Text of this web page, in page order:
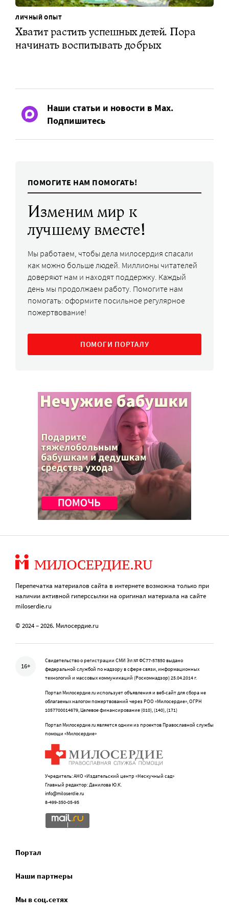
ЛИЧНЫЙ ОПЫТ
Хватит растить успешных детей. Пора
начинать воспитывать добрых
Наши статьи и новости в Max.
Подпишитесь
ПОМОГИТЕ НАМ ПОМОГАТЬ!
Изменим мир к
лучшему вместе!
Мы работаем, чтобы дела милосердия спасали
как можно больше людей. Миллионы читателей
доверяют нам и находят поддержку. Каждый
день мы продолжаем работу. Помогите нам
помогать: оформите посильное регулярное
пожертвование!
ПОМОГИ ПОРТАЛУ
Перепечатка материалов сайта в интернете возможна только при
наличии активной гиперссылки на оригинал материала на сайте
miloserdie.ru
© 2024 – 2026. Милосердие.ru
16+
Свидетельство о регистрации СМИ Эл № ФС77-57850 выдано
федеральной службой по надзору в сфере связи, информационных
технологий и массовых коммуникаций (Роскомнадзор) 25.04.2014 г.
Портал Милосердие.ru использует объявления и веб-сайт для сбора не
облагаемых налогом пожертвований через РОО «Милосердие», ОГРН
1057700014679, Целевое финансирование (010), (140), (171)
Портал Милосердие.ru является одним из проектов Православной службы
помощи «Милосердие»
Учредитель: АНО «Издательский центр «Нескучный сад»
Главный редактор: Данилова Ю.К.
info@miloserdie.ru
8-499-350-05-95
Портал
Наши партнеры
Мы в соц.сетях